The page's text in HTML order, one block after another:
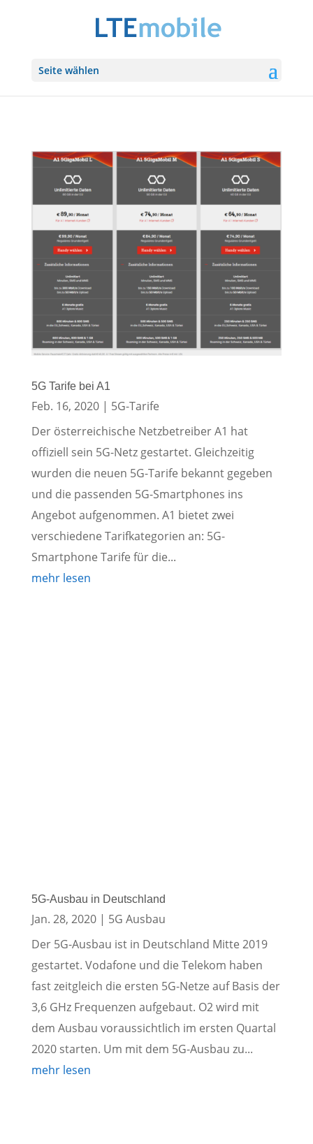
Seite wählen
5G Tarife bei A1
Feb. 16, 2020| 5G-Tarife
Der österreichische Netzbetreiber A1 hat
offiziell sein 5G-Netz gestartet. Gleichzeitig
wurden die neuen 5G-Tarife bekannt gegeben
und die passenden 5G-Smartphones ins
Angebot aufgenommen. A1 bietet zwei
verschiedene Tarifkategorien an: 5G-
Smartphone Tarife für die...
mehr lesen
5G-Ausbau in Deutschland
Jan. 28, 2020| 5G Ausbau
Der 5G-Ausbau ist in Deutschland Mitte 2019
gestartet. Vodafone und die Telekom haben
fast zeitgleich die ersten 5G-Netze auf Basis der
3,6 GHz Frequenzen aufgebaut. O2 wird mit
dem Ausbau voraussichtlich im ersten Quartal
2020 starten. Um mit dem 5G-Ausbau zu...
mehr lesen